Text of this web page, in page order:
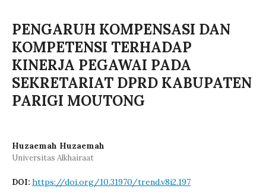
PENGARUH KOMPENSASI DAN
KOMPETENSI TERHADAP
KINERJA PEGAWAI PADA
SEKRETARIAT DPRD KABUPATEN
PARIGI MOUTONG
Huzaemah Huzaemah
Universitas Alkhairaat
DOI: https://doi.org/10.31970/trend.v8i2.197